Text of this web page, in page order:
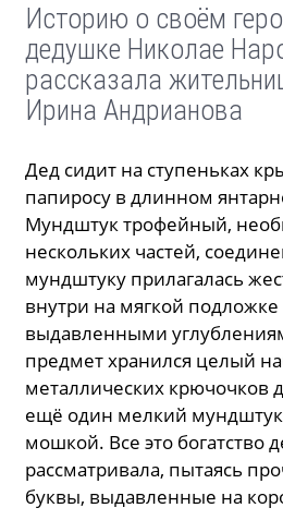
Историю о своём
дедушке Николае
рассказала
Ирина Андрианова
Дед сидит на ступеньках
папиросу в длинном
Мундштук трофейный,
нескольких частей,
мундштуку прилагалась
внутри на мягкой
выдавленными
предмет хранился целый
металлических крючочков
ещё один мелкий
мошкой. Все это богатство
рассматривала, пытаясь
буквы, выдавленные на